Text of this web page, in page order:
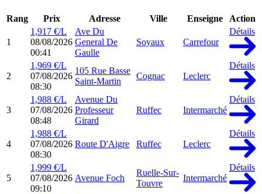
Rang Prix Adresse Ville Enseigne Action
1
1,917 €/L
08/08/2026
00:41
Ave Du
General De
Gaulle
Soyaux Carrefour
Détails
2
1,969 €/L
07/08/2026
08:30
105 Rue Basse
Saint-Martin
Cognac Leclerc
Détails
3
1,988 €/L
07/08/2026
08:48
Avenue Du
Professeur
Girard
Ruffec Intermarché
Détails
4
1,988 €/L
07/08/2026
08:30
Route D'Aigre Ruffec Leclerc
Détails
5
1,999 €/L
07/08/2026
09:10
Avenue Foch
Ruelle-Sur-
Touvre
Intermarché
Détails